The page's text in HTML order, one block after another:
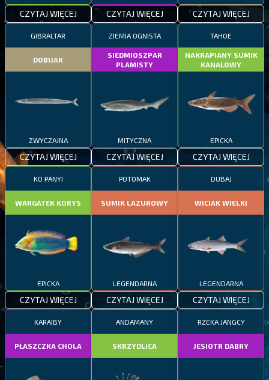
CZYTAJ WIĘCEJ CZYTAJ WIĘCEJ CZYTAJ WIĘCEJ
GIBRALTAR
DOBIJAK
ZWYCZAJNA
CZYTAJ WIĘCEJ
ZIEMIA OGNISTA
SIEDMIOSZPAR
PLAMISTY
MITYCZNA
CZYTAJ WIĘCEJ
TAHOE
NAKRAPIANY SUMIK
KANAŁOWY
EPICKA
CZYTAJ WIĘCEJ
KO PANYI
WARGATEK KORYS
EPICKA
CZYTAJ WIĘCEJ
POTOMAK
SUMIK LAZUROWY
LEGENDARNA
CZYTAJ WIĘCEJ
DUBAJ
WICIAK WIELKI
LEGENDARNA
CZYTAJ WIĘCEJ
KARAIBY
PŁASZCZKA CHOLA
ANDAMANY
SKRZYDLICA
RZEKA JANGCY
JESIOTR DABRY